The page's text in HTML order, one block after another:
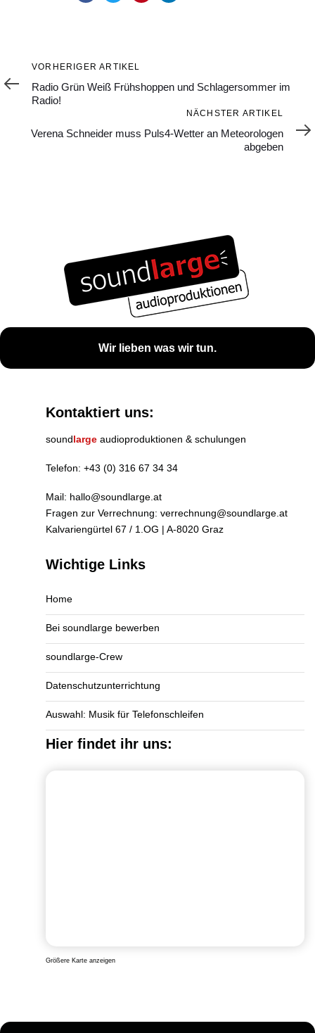
Vorheriger
Artikel
VORHERIGER ARTIKEL
Radio Grün Weiß Frühshoppen und Schlagersommer im
Radio!
Artikel
NÄCHSTER ARTIKEL
Verena Schneider muss Puls4-Wetter an Meteorologen
abgeben
Wir lieben was wir tun.
Kontaktiert uns:
soundlarge audioproduktionen & schulungen
Telefon: +43 (0) 316 67 34 34
Mail: hallo@soundlarge.at
Fragen zur Verrechnung: verrechnung@soundlarge.at
Kalvariengürtel 67 / 1.OG | A-8020 Graz
Wichtige Links
Home
Bei soundlarge bewerben
soundlarge-Crew
Datenschutzunterrichtung
Auswahl: Musik für Telefonschleifen
Hier findet ihr uns:
Größere Karte anzeigen